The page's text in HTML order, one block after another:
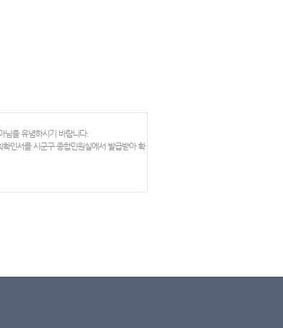
님을 유념하시기 바랍니다.
인서를 시군구 종합민원실에서 발급받아 확